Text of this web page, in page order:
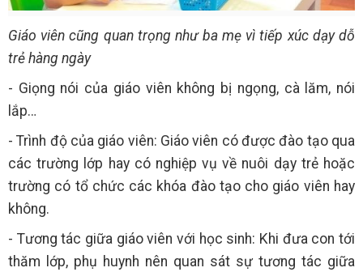
Giáo viên cũng quan trọng như ba mẹ vì tiếp xúc dạy dỗ
trẻ hàng ngày
- Giọng nói của giáo viên không bị ngọng, cà lăm, nói
lắp…
- Trình độ của giáo viên: Giáo viên có được đào tạo qua
các trường lớp hay có nghiệp vụ về nuôi dạy trẻ hoặc
trường có tổ chức các khóa đào tạo cho giáo viên hay
không.
- Tương tác giữa giáo viên với học sinh: Khi đưa con tới
thăm lớp, phụ huynh nên quan sát sự tương tác giữa